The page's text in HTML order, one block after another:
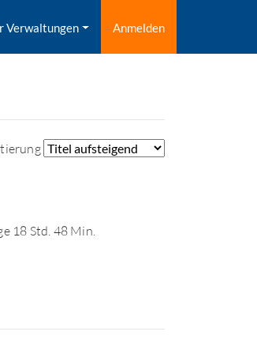
Verwaltungen Anmelden
18 Std. 48 Min.